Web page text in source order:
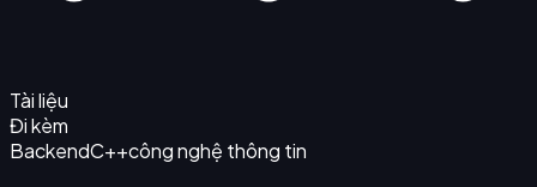
Tài liệu
Đi kèm
BackendC++công nghệ thông tin